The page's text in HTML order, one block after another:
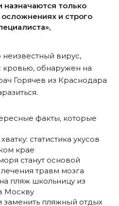
назначаются только
и строго
вирус,
кровью, обнаружен на
Горячев из Краснодара
факты, которые
статистика укусов
крае
станут основой
травм мозга
пляж школьницу из
Москву
заменить пляжный отдых